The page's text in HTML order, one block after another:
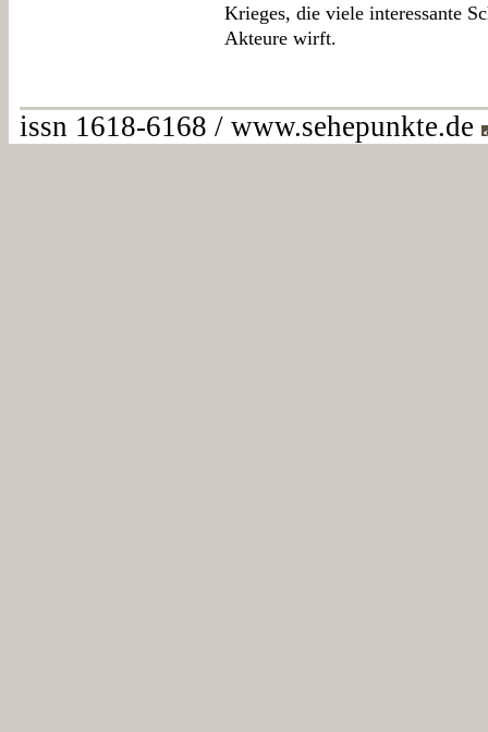
Krieges, die viele interessante
Akteure wirft.
issn 1618-6168 / www.sehepunkte.de